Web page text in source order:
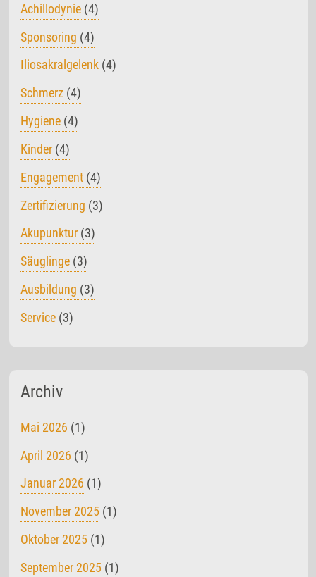
Achillodynie (4)
Sponsoring (4)
Iliosakralgelenk (4)
Schmerz (4)
Hygiene (4)
Kinder (4)
Engagement (4)
Zertifizierung (3)
Akupunktur (3)
Säuglinge (3)
Ausbildung (3)
Service (3)
Archiv
Mai 2026 (1)
April 2026 (1)
Januar 2026 (1)
November 2025 (1)
Oktober 2025 (1)
September 2025 (1)